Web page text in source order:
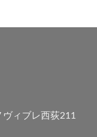
ィブレ西荻211